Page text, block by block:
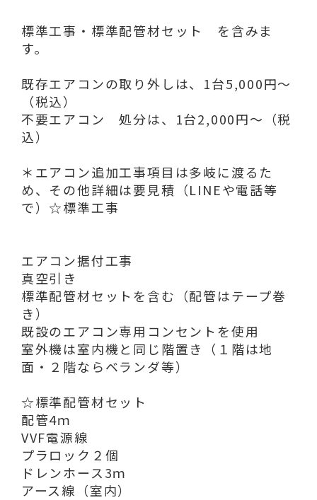
標準工事・標準配管材セット を含みま
す。
既存エアコンの取り外しは、1台5,000円～
（税込）
不要エアコン 処分は、1台2,000円～（税
込）
＊エアコン追加工事項目は多岐に渡るた
め、その他詳細は要見積（LINEや電話等
で）☆標準工事
エアコン据付工事
真空引き
標準配管材セットを含む（配管はテープ巻
き）
既設のエアコン専用コンセントを使用
室外機は室内機と同じ階置き（１階は地
面・２階ならベランダ等）
☆標準配管材セット
配管4ｍ
VVF電源線
プラロック２個
ドレンホース3ｍ
アース線（室内）